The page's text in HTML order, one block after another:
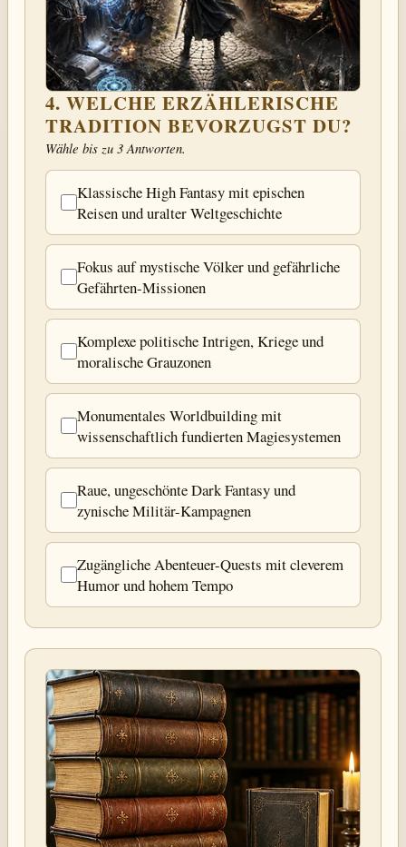
4. WELCHE ERZÄHLERISCHE
TRADITION BEVORZUGST DU?
Wähle bis zu 3 Antworten.
Klassische High Fantasy mit epischen
Reisen und uralter Weltgeschichte
Fokus auf mystische Völker und gefährliche
Gefährten-Missionen
Komplexe politische Intrigen, Kriege und
moralische Grauzonen
Monumentales Worldbuilding mit
wissenschaftlich fundierten Magiesystemen
Raue, ungeschönte Dark Fantasy und
zynische Militär-Kampagnen
Zugängliche Abenteuer-Quests mit cleverem
Humor und hohem Tempo